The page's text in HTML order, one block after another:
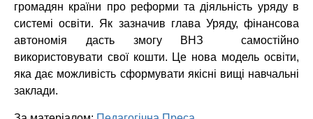
громадян країни про реформи та діяльність уряду в
системі освіти. Як зазначив глава Уряду, фінансова
автономія дасть змогу ВНЗ самостійно
використовувати свої кошти. Це нова модель освіти,
яка дає можливість сформувати якісні вищі навчальні
заклади.